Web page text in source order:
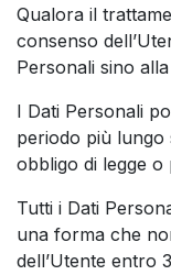
Qualora il
consenso
Personali sino
I Dati Personali
periodo più lungo
obbligo di legge o
Tutti i Dati
una forma che
dell’Utente entro